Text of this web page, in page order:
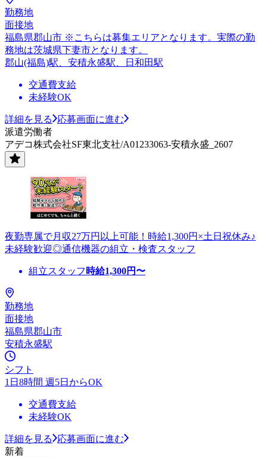
勤務地
面接地
福島県郡山市 ※こちらは募集エリアとなります。実際の勤
務地は茨城県下妻市となります。
郡山(福島)駅、安積永盛駅、日和田駅
交通費支給
未経験OK
詳細を見る
応募画面に進む
派遣労働者
アデコ株式会社SF東北支社/A01233063-安積永盛_2607
夜勤専属で月収27万円以上可能！時給1,300円×土日祝休み♪
未経験歓迎◎通信機器の組立・検査スタッフ
組立スタッフ 時給1,300円〜
勤務地
面接地
福島県郡山市
安積永盛駅
シフト
1日8時間 週5日からOK
交通費支給
未経験OK
詳細を見る
応募画面に進む
新着